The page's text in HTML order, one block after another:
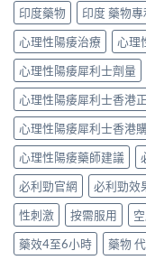
全
過
程〉
中
實
歷
程〉
中
全
解
析：
藥
效
發
揮、
副
作
用〉
中
那
非
+
達
泊
西
汀
雙
效
機
制、
正
確
用
法〉
中
副
作
用
解
析：
PDE11
機
制、
風
險
因
子
與
減
輕
方
法〉
印度藥物 印度 藥物專
心理性陽痿治療
心理
心理性陽痿犀利士劑量
心理性陽痿犀利士香港
心理性陽痿犀利士香港
心理性陽痿藥師建議
必利勁官網
必利勁效
性刺激
按需服用
藥效4至6小時
藥物